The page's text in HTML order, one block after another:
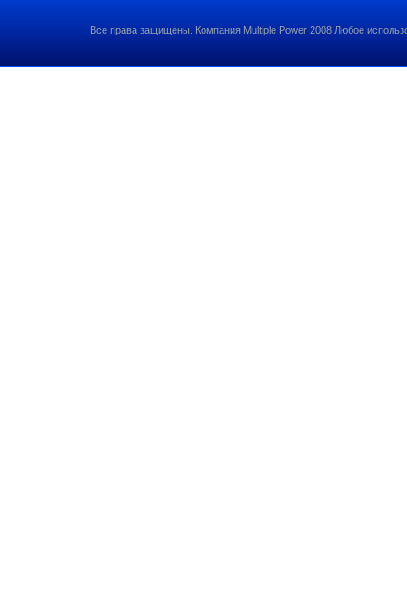
Все права защищены. Компания Multiple Power 2008 Любое